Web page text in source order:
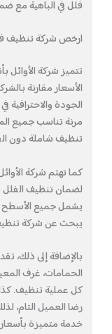
فلل في الباهية مع
ارخص شركة تنظيف
تتميز شركة الأوائل
الأسعار مقارنة
الجودة
مرنة تناسب جميع
تنظيف شاملة دون
كما تهتم شركة
لضمان تنظيف
يشمل جميع الأسطح
يبحث عن شركة تنظيف
بالإضافة إلى ذلك،
الحمامات، غرف
كل عملية تنظيف.
رضا العميل التام،
خدمة متميزة